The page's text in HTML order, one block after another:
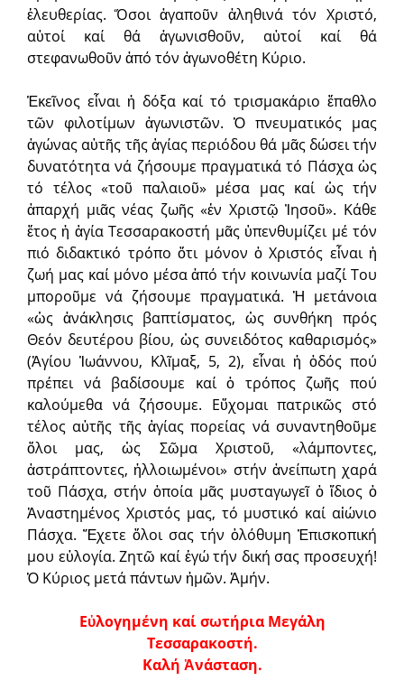
ἐλευθερίας. Ὅσοι ἀγαποῦν ἀληθινά τόν Χριστό,
αὐτοί καί θά ἀγωνισθοῦν, αὐτοί καί θά
στεφανωθοῦν ἀπό τόν ἀγωνοθέτη Κύριο.
Ἐκεῖνος εἶναι ἡ δόξα καί τό τρισμακάριο ἔπαθλο
τῶν φιλοτίμων ἀγωνιστῶν. Ὁ πνευματικός μας
ἀγώνας αὐτῆς τῆς ἁγίας περιόδου θά μᾶς δώσει τήν
δυνατότητα νά ζήσουμε πραγματικά τό Πάσχα ὡς
τό τέλος «τοῦ παλαιοῦ» μέσα μας καί ὡς τήν
ἀπαρχή μιᾶς νέας ζωῆς «ἐν Χριστῷ Ἰησοῦ». Κάθε
ἔτος ἡ ἁγία Τεσσαρακοστή μᾶς ὑπενθυμίζει μέ τόν
πιό διδακτικό τρόπο ὅτι μόνον ὁ Χριστός εἶναι ἡ
ζωή μας καί μόνο μέσα ἀπό τήν κοινωνία μαζί Του
μποροῦμε νά ζήσουμε πραγματικά. Ἡ μετάνοια
«ὡς ἀνάκλησις βαπτίσματος, ὡς συνθήκη πρός
Θεόν δευτέρου βίου, ὡς συνειδότος καθαρισμός»
(Ἁγίου Ἰωάννου, Κλῖμαξ, 5, 2), εἶναι ἡ ὁδός πού
πρέπει νά βαδίσουμε καί ὁ τρόπος ζωῆς πού
καλούμεθα νά ζήσουμε. Εὔχομαι πατρικῶς στό
τέλος αὐτῆς τῆς ἁγίας πορείας νά συναντηθοῦμε
ὅλοι μας, ὡς Σῶμα Χριστοῦ, «λάμποντες,
ἀστράπτοντες, ἠλλοιωμένοι» στήν ἀνείπωτη χαρά
τοῦ Πάσχα, στήν ὁποία μᾶς μυσταγωγεῖ ὁ ἴδιος ὁ
Ἀναστημένος Χριστός μας, τό μυστικό καί αἰώνιο
Πάσχα. Ἔχετε ὅλοι σας τήν ὁλόθυμη Ἐπισκοπική
μου εὐλογία. Ζητῶ καί ἐγώ τήν δική σας προσευχή!
Ὁ Κύριος μετά πάντων ἡμῶν. Ἀμήν.
Εὐλογημένη καί σωτήρια Μεγάλη
Τεσσαρακοστή.
Καλή Ἀνάσταση.